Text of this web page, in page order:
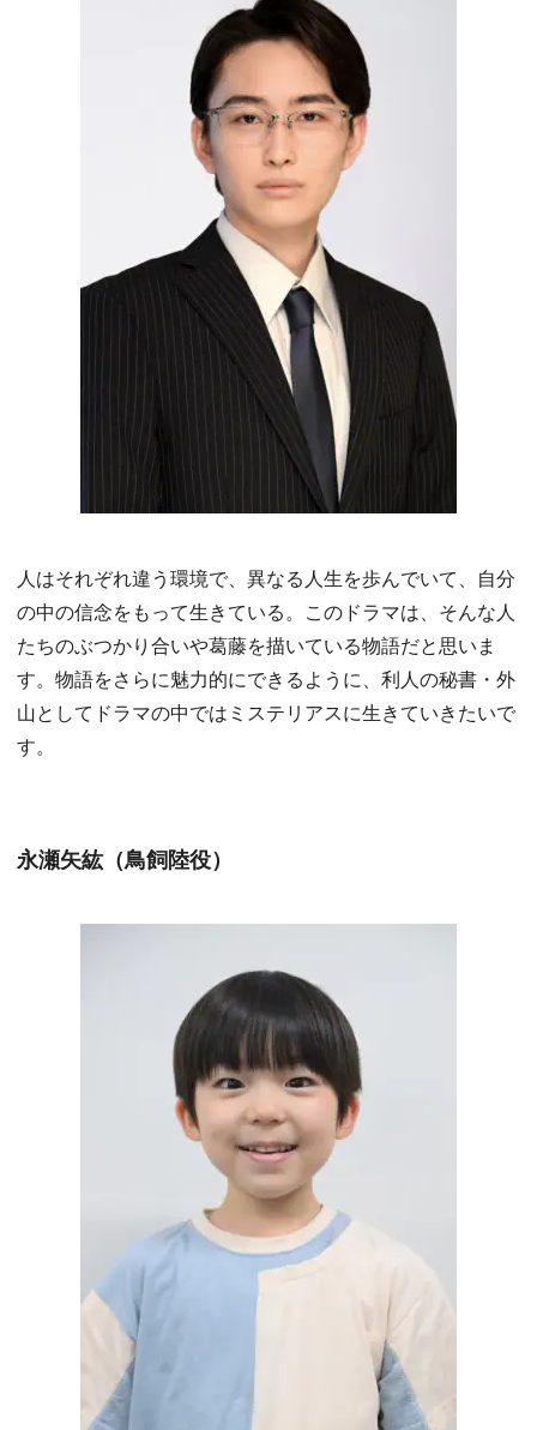
人はそれぞれ違う環境で、異なる人生を歩んでいて、自分
の中の信念をもって生きている。このドラマは、そんな人
たちのぶつかり合いや葛藤を描いている物語だと思いま
す。物語をさらに魅力的にできるように、利人の秘書・外
山としてドラマの中ではミステリアスに生きていきたいで
す。
永瀬矢紘（鳥飼陸役）